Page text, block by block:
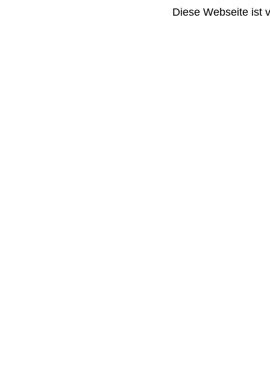
Diese Webseite ist